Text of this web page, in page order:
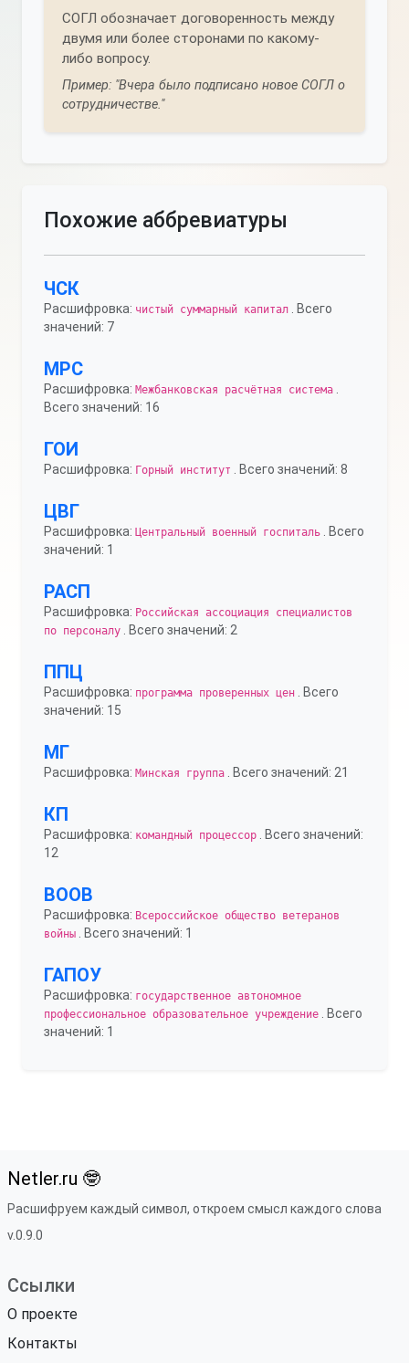
СОГЛ обозначает договоренность между
двумя или более сторонами по какому-
либо вопросу.
Пример: "Вчера было подписано новое СОГЛ о
сотрудничестве."
Похожие аббревиатуры
ЧСК
Расшифровка: чистый суммарный капитал . Всего
значений: 7
МРС
Расшифровка: Межбанковская расчётная система
Всего значений: 16
ГОИ
Расшифровка: Горный институт . Всего значений: 8
ЦВГ
Расшифровка: Центральный военный госпиталь . Всего
значений: 1
РАСП
Расшифровка: Российская ассоциация специалистов
по персоналу . Всего значений: 2
ППЦ
Расшифровка: программа проверенных цен . Всего
значений: 15
МГ
Расшифровка: Минская группа . Всего значений: 21
КП
Расшифровка: командный процессор . Всего значений:
12
ВООВ
Расшифровка: Всероссийское общество ветеранов
войны . Всего значений: 1
ГАПОУ
Расшифровка: государственное автономное
профессиональное образовательное учреждение . Всего
значений: 1
Netler.ru 🤓
Расшифруем каждый символ, откроем смысл каждого слова
v.0.9.0
Ссылки
О проекте
Контакты